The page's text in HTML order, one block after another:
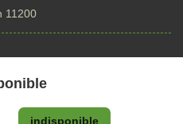
11200
indisponible